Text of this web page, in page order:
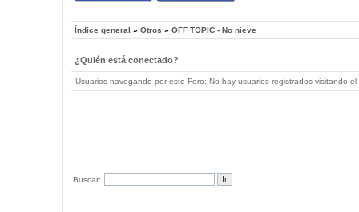
Índice general » Otros » OFF TOPIC - No nieve
¿Quién está conectado?
Usuarios navegando por este Foro: No hay usuarios registrados visitando
Buscar: